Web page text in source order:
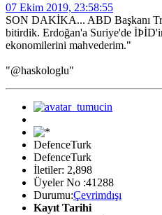
07 Ekim 2019, 23:58:55
SON DAKİKA... ABD Başkanı
bitirdik. Erdoğan'a Suriye'de İÞİD'in
ekonomilerini mahvederim."
"@haskologlu"
DefenceTurk
DefenceTurk
İletiler: 2,898
Üyeler No :41288
Durumu:Çevrimdışı
Kayıt Tarihi